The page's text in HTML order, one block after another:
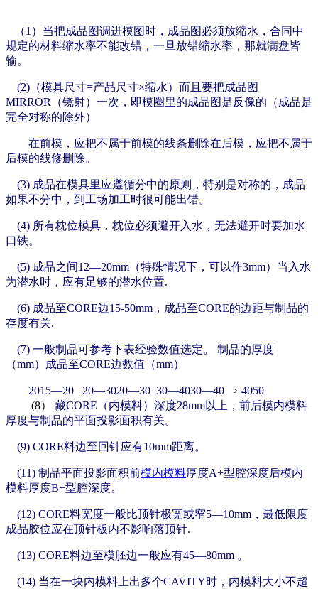
（1）当把成品图调进模图时，成品图必须放缩水，合同中
规定的材料缩水率不能改错，一旦放错缩水率，那就满盘皆
输。
(2)（模具尺寸=产品尺寸×缩水）而且要把成品图
MIRROR（镜射）一次， 即模圈里的成品图是反像的（成品是
完全对称的除外）
在前模，应把不属于前模的线条删除在后模，应把不属于
后模的线修删除。
(3) 成品在模具里应遵循分中的原则，特别是对称的，成品
如果不分中，到工场加工时很可能出错。
(4) 所有枕位模具，枕位必须避开入水，无法避开时要加水
口铁。
(5) 成品之间12—20mm（特殊情况下，可以作3mm）当入水
为潜水时，应有足够的潜水位置.
(6) 成品至CORE边15-50mm， 成品至CORE的边距与制品的
存度有关.
(7) 一般制品可参考下表经验数值选定。 制品的厚度
（mm）成品至CORE边数值（mm）
2015—20 20—3020—30 30—4030—40
﹥4050
(8） 藏CORE（内模料）深度28mm以上，前后模内模料
厚度与制品的平面投影面积有关。
(9) CORE料边至回针应有10mm距离。
(11) 制品平面投影面积前模内模料厚度A+型腔深度后模内
模料厚度B+型腔深度。
(12) CORE料宽度一般比顶针极宽或窄5—10mm，最低限度
成品胶位应在顶针板内不影响落顶针.
(13) CORE料边至模胚边一般应有45—80mm 。
(14) 当在一块内模料上出多个CAVITY时，内模料大小不超